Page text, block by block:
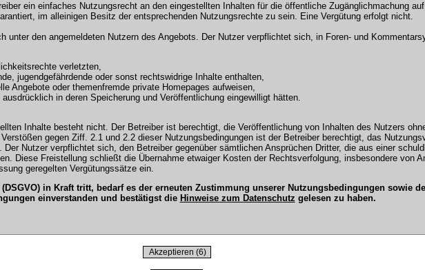
ein einfaches Nutzungsrecht an den eingestellten Inhalten für die öffentliche Zugänglichmachung
im alleinigen Besitz der entsprechenden Nutzungsrechte zu sein. Eine Vergütung erfolgt nicht.
unter den angemeldeten Nutzern des Angebots. Der Nutzer verpflichtet sich, in Foren- und
verletzten,
jugendgefährdende oder sonst rechtswidrige Inhalte enthalten,
Angebote oder themenfremde private Homepages aufweisen,
in deren Speicherung und Veröffentlichung eingewilligt hätten.
Inhalte besteht nicht. Der Betreiber ist berechtigt, die Veröffentlichung von Inhalten des Nutzers
gegen Ziff. 2.1 und 2.2 dieser Nutzungsbedingungen ist der Betreiber berechtigt, das
Nutzer verpflichtet sich, den Betreiber gegenüber sämtlichen Ansprüchen Dritter, die aus einer
Diese Freistellung schließt die Übernahme etwaiger Kosten der Rechtsverfolgung, insbesondere von
geregelten Vergütungssätze ein.
in Kraft tritt, bedarf es der erneuten Zustimmung unserer Nutzungsbedingungen sowie
einverstanden und bestätigst die Hinweise zum Datenschutz gelesen zu haben.